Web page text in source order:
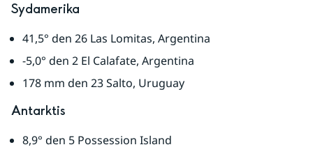
Sydamerika
41,5° den 26 Las Lomitas, Argentina
-5,0° den 2 El Calafate, Argentina
178 mm den 23 Salto, Uruguay
Antarktis
8,9° den 5 Possession Island